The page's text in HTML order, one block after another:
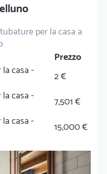
per la casa a
Prezzo
casa -
2 €
casa -
7,501 €
casa -
15,000 €